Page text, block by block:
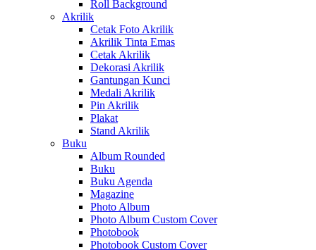
Roll Background
Akrilik
Cetak Foto Akrilik
Akrilik Tinta Emas
Cetak Akrilik
Dekorasi Akrilik
Gantungan Kunci
Medali Akrilik
Pin Akrilik
Plakat
Stand Akrilik
Buku
Album Rounded
Buku
Buku Agenda
Magazine
Photo Album
Photo Album Custom Cover
Photobook
Photobook Custom Cover